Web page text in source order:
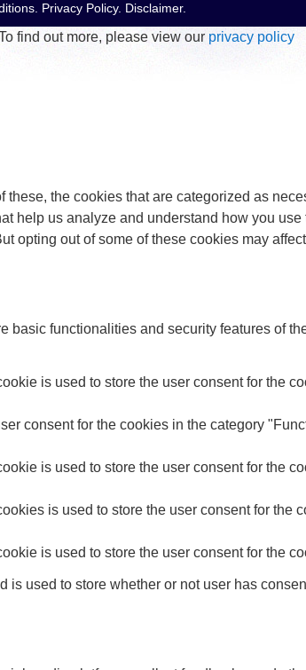
. Privacy Policy. Disclaimer.
find out more, please view our privacy policy
the cookies that are categorized as
help us analyze and understand how you
opting out of some of these cookies may
functionalities and security features of
is used to store the user consent for the
consent for the cookies in the category
is used to store the user consent for the
is used to store the user consent for the
is used to store the user consent for the
used to store whether or not user has